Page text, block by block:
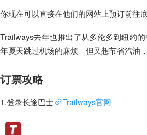
你现在可以直接在他们的网站上预订前往底
Trailways去年也推出了从多伦多到纽约
年夏天跳过机场的麻烦，但又想节省汽油
订票攻略
1.登录长途巴士 Trailways官网